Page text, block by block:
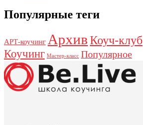
Популярные теги
АРТ-коучинг АрхивКоуч-клуб
Коучинг Мастер-класс Популярное